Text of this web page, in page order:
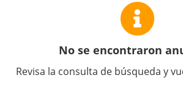
No se encontraron
Revisa la consulta de búsqueda y